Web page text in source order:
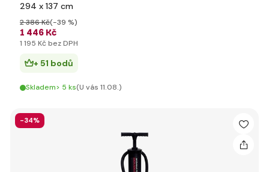
294 x 137 cm
1 446 Kč
2 386 Kč(-39 %)
1 195 Kč bez DPH
+ 51 bodů
Skladem> 5 ks(U vás 11.08.)
-34%